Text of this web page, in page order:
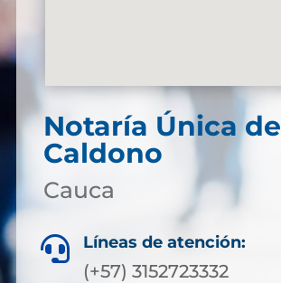
Notaría Única de
Caldono
Cauca
 Líneas de atención:
(+57) 3152723332